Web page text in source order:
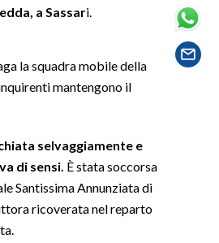
a Sassari.
la squadra mobile della
mantengono il
selvaggiamente e
di sensi. È stata soccorsa
Santissima Annunziata di
ricoverata nel reparto